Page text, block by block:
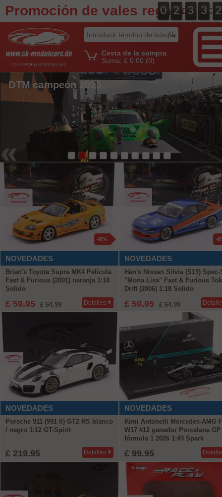
Promoción de vales regalo
0
0
0 0
2
2 : 0
3
3 0
3
3 : 3
2
2
Cesta de la compra
Suma: £ 0.00 (0)
DTM campeón 2025
NOVEDADES
-8%
Brian's Toyota Supra MK4 Película
Fast & Furious (2001) naranja 1:18
Solido
£ 59.95 £ 64.99 Detalles
NOVEDADES
-
Han's Nissan Silvia (S15) Spec-
"Mona Lisa" Fast & Furious
Drift (2006) 1:18 Solido
£ 59.95 £ 64.99
NOVEDADES
Porsche 911 (991 II) GT2 RS blanco
/ negro 1:12 GT-Spirit
£ 219.95 Detalles
NOVEDADES
Kimi Antonelli Mercedes-AMG
W17 #12 ganador Porcelana GP
fórmula 1 2026 1:43 Spark
£ 99.95